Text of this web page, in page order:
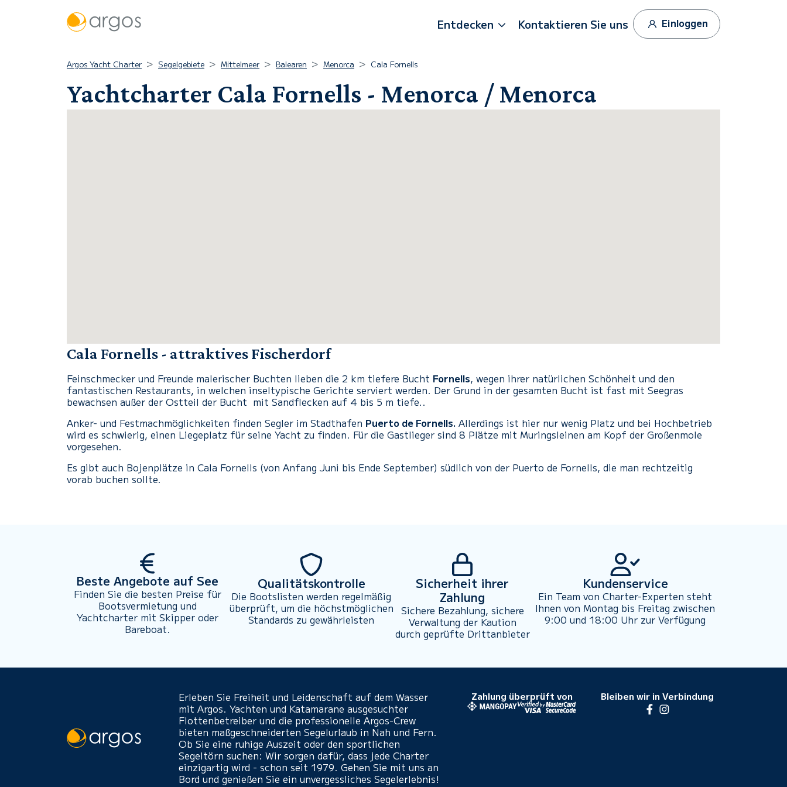
Entdecken Kontaktieren Sie uns Einloggen
Argos Yacht Charter Segelgebiete Mittelmeer Balearen Menorca Cala Fornells
Yachtcharter Cala Fornells - Menorca / Menorca
Cala Fornells - attraktives Fischerdorf
Feinschmecker und Freunde malerischer Buchten lieben die 2 km tiefere Bucht Fornells, wegen ihrer natürlichen Schönheit und den
fantastischen Restaurants, in welchen inseltypische Gerichte serviert werden. Der Grund in der gesamten Bucht ist fast mit Seegras
bewachsen außer der Ostteil der Bucht mit Sandflecken auf 4 bis 5 m tiefe..
Anker- und Festmachmöglichkeiten finden Segler im Stadthafen Puerto de Fornells. Allerdings ist hier nur wenig Platz und bei Hochbetrieb
wird es schwierig, einen Liegeplatz für seine Yacht zu finden. Für die Gastlieger sind 8 Plätze mit Muringsleinen am Kopf der Großenmole
vorgesehen.
Es gibt auch Bojenplätze in Cala Fornells (von Anfang Juni bis Ende September) südlich von der Puerto de Fornells, die man rechtzeitig
vorab buchen sollte.
Beste Angebote auf See
Finden Sie die besten Preise für
Bootsvermietung und
Yachtcharter mit Skipper oder
Bareboat.
Qualitätskontrolle
Die Bootslisten werden regelmäßig
überprüft, um die höchstmöglichen
Standards zu gewährleisten
Sicherheit ihrer
Zahlung
Sichere Bezahlung, sichere
Verwaltung der Kaution
durch geprüfte Drittanbieter
Kundenservice
Ein Team von Charter-Experten steht
Ihnen von Montag bis Freitag zwischen
9:00 und 18:00 Uhr zur Verfügung
Erleben Sie Freiheit und Leidenschaft auf dem Wasser
mit Argos. Yachten und Katamarane ausgesuchter
Flottenbetreiber und die professionelle Argos-Crew
bieten maßgeschneiderten Segelurlaub in Nah und Fern.
Ob Sie eine ruhige Auszeit oder den sportlichen
Segeltörn suchen: Wir sorgen dafür, dass jede Charter
einzigartig wird - schon seit 1979. Gehen Sie mit uns an
Bord und genießen Sie ein unvergessliches Segelerlebnis!
Zahlung überprüft von Bleiben wir in Verbindung